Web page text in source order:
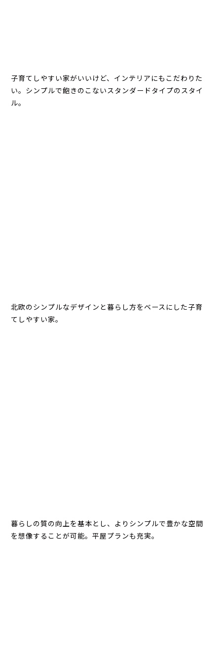
子育てしやすい家がいいけど、インテリアにもこだわりた
い。シンプルで飽きのこないスタンダードタイプのスタイ
ル。
北欧のシンプルなデザインと暮らし方をベースにした子育
てしやすい家。
暮らしの質の向上を基本とし、よりシンプルで豊かな空間
を想像することが可能。平屋プランも充実。